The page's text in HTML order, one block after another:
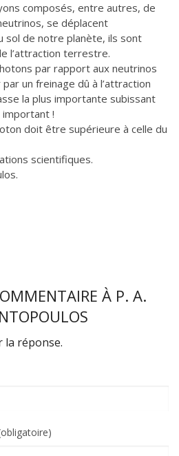
composés, entre autres, de
se déplacent
sol de notre planète, ils sont
l’attraction terrestre.
par rapport aux neutrinos
un freinage dû à l’attraction
la plus importante subissant
important !
doit être supérieure à celle du
scientifiques.
À P. A.
la réponse.